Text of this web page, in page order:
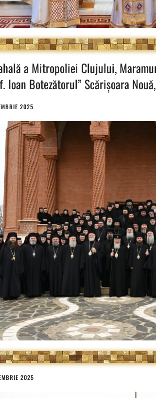
a Mitropoliei Clujului,
Ioan Botezătorul” Scărișoara
2025
2025